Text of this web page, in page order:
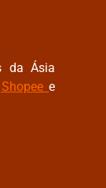
da Ásia
Shopee e